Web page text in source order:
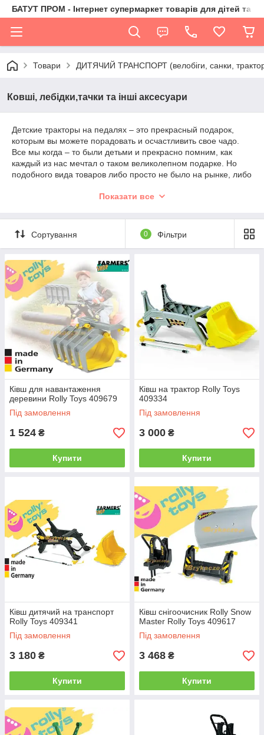
БАТУТ ПРОМ - Інтернет супермаркет товарів для дітей та їх
Товари ДИТЯЧИЙ ТРАНСПОРТ (велобіги, санки,
Ковші, лебідки,тачки та інші аксесуари
Детские тракторы на педалях – это прекрасный подарок,
которым вы можете порадовать и осчастливить свое чадо.
Все мы когда – то были детьми и прекрасно помним, как
каждый из нас мечтал о таком великолепном подарке. Но
подобного вида товаров либо просто не было на рынке, либо
преподнести нам такой желанный подарок. Теперь у каждого
детские мечты для своих собственных детей.
Показати все
Сортування 0 Фільтри
Ківш для навантаження
деревини Rolly Toys 409679
Під замовлення
1 524 ₴
Купити
Ківш на трактор Rolly Toys
409334
Під замовлення
3 000 ₴
Купити
Ківш дитячий на транспорт
Rolly Toys 409341
Під замовлення
3 180 ₴
Купити
Ківш снігоочисник Rolly Snow
Master Rolly Toys 409617
Під замовлення
3 468 ₴
Купити